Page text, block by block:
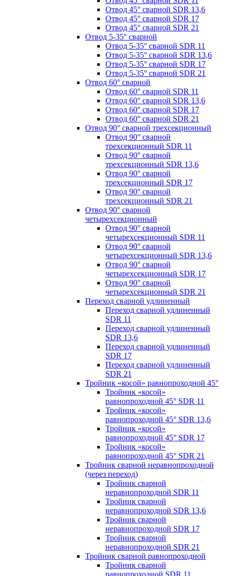
Отвод 45° сварной SDR 13,6
Отвод 45° сварной SDR 17
Отвод 45° сварной SDR 21
Отвод 5-35° сварной
Отвод 5-35° сварной SDR 11
Отвод 5-35° сварной SDR 13,6
Отвод 5-35° сварной SDR 17
Отвод 5-35° сварной SDR 21
Отвод 60° сварной
Отвод 60° сварной SDR 11
Отвод 60° сварной SDR 13,6
Отвод 60° сварной SDR 17
Отвод 60° сварной SDR 21
Отвод 90° сварной трехсекционный
Отвод 90° сварной
трехсекционный SDR 11
Отвод 90° сварной
трехсекционный SDR 13,6
Отвод 90° сварной
трехсекционный SDR 17
Отвод 90° сварной
трехсекционный SDR 21
Отвод 90° сварной
четырехсекционный
Отвод 90° сварной
четырехсекционный SDR 11
Отвод 90° сварной
четырехсекционный SDR 13,6
Отвод 90° сварной
четырехсекционный SDR 17
Отвод 90° сварной
четырехсекционный SDR 21
Переход сварной удлиненный
Переход сварной удлиненный
SDR 11
Переход сварной удлиненный
SDR 13,6
Переход сварной удлиненный
SDR 17
Переход сварной удлиненный
SDR 21
Тройник «косой» равнопроходной 45°
Тройник «косой»
равнопроходной 45° SDR 11
Тройник «косой»
равнопроходной 45° SDR 13,6
Тройник «косой»
равнопроходной 45° SDR 17
Тройник «косой»
равнопроходной 45° SDR 21
Тройник сварной неравнопроходной
(через переход)
Тройник сварной
неравнопроходной SDR 11
Тройник сварной
неравнопроходной SDR 13,6
Тройник сварной
неравнопроходной SDR 17
Тройник сварной
неравнопроходной SDR 21
Тройник сварной равнопроходной
Тройник сварной
равнопроходной SDR 11